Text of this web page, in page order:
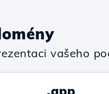
vašeho
.app